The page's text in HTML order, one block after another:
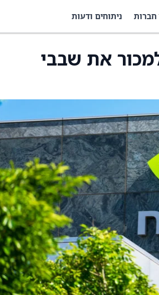
חברות ניתוחים ודעות
את שבבי